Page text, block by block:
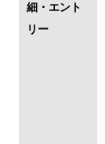
細・エント
リー